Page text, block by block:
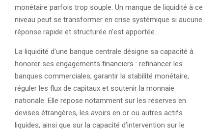
monétaire parfois trop souple. Un manque de liquidité à ce
niveau peut se transformer en crise systémique si aucune
réponse rapide et structurée n’est apportée.
La liquidité d’une banque centrale désigne sa capacité à
honorer ses engagements financiers : refinancer les
banques commerciales, garantir la stabilité monétaire,
réguler les flux de capitaux et soutenir la monnaie
nationale. Elle repose notamment sur les réserves en
devises étrangères, les avoirs en or ou autres actifs
liquides, ainsi que sur la capacité d’intervention sur le